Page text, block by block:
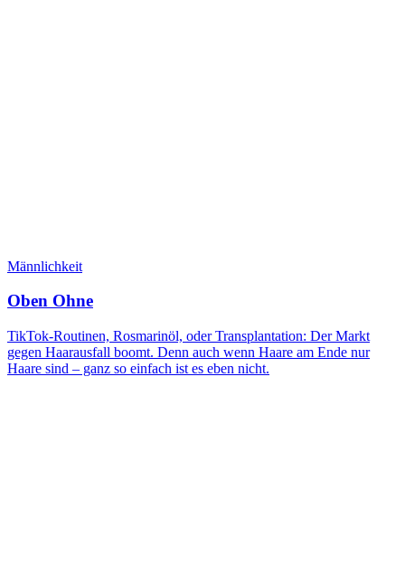
Männlichkeit
Oben Ohne
TikTok-Routinen, Rosmarinöl, oder Transplantation: Der Markt
gegen Haarausfall boomt. Denn auch wenn Haare am Ende nur
Haare sind – ganz so einfach ist es eben nicht.